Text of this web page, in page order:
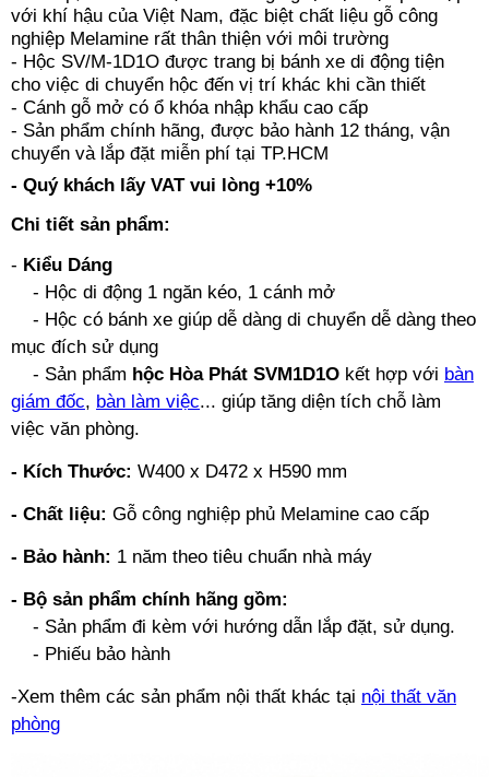
với khí hậu của Việt Nam, đặc biệt chất liệu gỗ công
nghiệp Melamine rất thân thiện với môi trường
- Hộc SV/M-1D1O được trang bị bánh xe di động tiện
cho việc di chuyển hộc đến vị trí khác khi cần thiết
- Cánh gỗ mở có ổ khóa nhập khẩu cao cấp
- Sản phẩm chính hãng, được bảo hành 12 tháng, vận
chuyển và lắp đặt miễn phí tại TP.HCM
- Quý khách lấy VAT vui lòng +10%
Chi tiết sản phẩm:
- Kiểu Dáng
- Hộc di động 1 ngăn kéo, 1 cánh mở
- Hộc có bánh xe giúp dễ dàng di chuyển dễ dàng theo
mục đích sử dụng
- Sản phẩm hộc Hòa Phát SVM1D1O kết hợp với bàn
giám đốc, bàn làm việc... giúp tăng diện tích chỗ làm
việc văn phòng.
- Kích Thước: W400 x D472 x H590 mm
- Chất liệu: Gỗ công nghiệp phủ Melamine cao cấp
- Bảo hành: 1 năm theo tiêu chuẩn nhà máy
- Bộ sản phẩm chính hãng gồm:
- Sản phẩm đi kèm với hướng dẫn lắp đặt, sử dụng.
- Phiếu bảo hành
-Xem thêm các sản phẩm nội thất khác tại nội thất văn
phòng